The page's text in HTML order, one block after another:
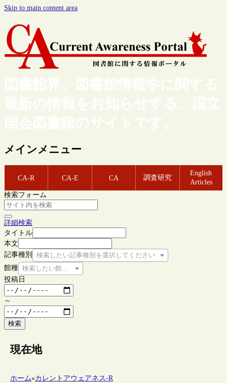
Skip to main content area
図書館界、図書館情報学に関する
最新の情報をお知らせする、国立
国会図書館のサイトです。
メインメニュー
CA-R CA-E CA 調査研究
English
Articles
検索フォーム
詳細検索
タイトル
本文
記事種別
検索したい記事種別を選択してください
館種 検索したい館種を選択してください
投稿日
～
検索
現在地
ホーム»カレントアウェアネス-R